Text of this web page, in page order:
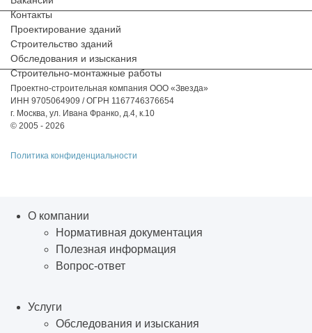
Контакты
Проектирование зданий
Строительство зданий
Обследования и изыскания
Строительно-монтажные работы
Проектно-строительная компания ООО «Звезда»
ИНН 9705064909 / ОГРН 1167746376654
г. Москва, ул. Ивана Франко, д.4, к.10
© 2005 - 2026
Политика конфиденциальности
О компании
Нормативная документация
Полезная информация
Вопрос-ответ
Услуги
Обследования и изыскания